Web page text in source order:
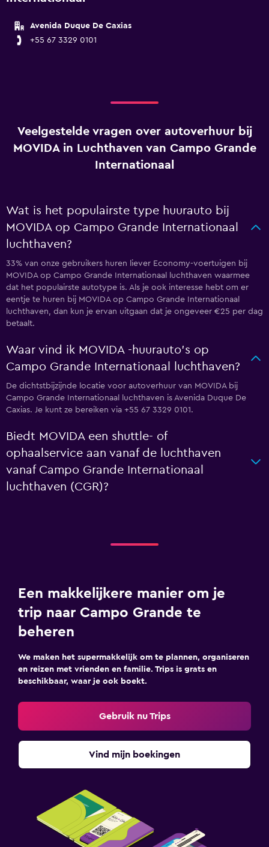
Avenida Duque De Caxias
+55 67 3329 0101
Veelgestelde vragen over autoverhuur bij
MOVIDA in Luchthaven van Campo Grande
Internationaal
Wat is het populairste type huurauto bij
MOVIDA op Campo Grande Internationaal
luchthaven?
33% van onze gebruikers huren liever Economy-voertuigen bij
MOVIDA op Campo Grande Internationaal luchthaven waarmee
dat het populairste autotype is. Als je ook interesse hebt om er
eentje te huren bij MOVIDA op Campo Grande Internationaal
luchthaven, dan kun je ervan uitgaan dat je ongeveer €25 per dag
betaalt.
Waar vind ik MOVIDA -huurauto's op
Campo Grande Internationaal luchthaven?
De dichtstbijzijnde locatie voor autoverhuur van MOVIDA bij
Campo Grande Internationaal luchthaven is Avenida Duque De
Caxias. Je kunt ze bereiken via +55 67 3329 0101.
Biedt MOVIDA een shuttle- of
ophaalservice aan vanaf de luchthaven
vanaf Campo Grande Internationaal
luchthaven (CGR)?
Een makkelijkere manier om je
trip naar Campo Grande te
beheren
We maken het supermakkelijk om te plannen, organiseren
en reizen met vrienden en familie. Trips is grats en
beschikbaar, waar je ook boekt.
Gebruik nu Trips
Vind mijn boekingen